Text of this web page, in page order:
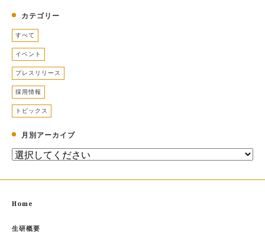
カテゴリー
すべて
イベント
プレスリリース
採用情報
トピックス
月別アーカイブ
Home
生研概要